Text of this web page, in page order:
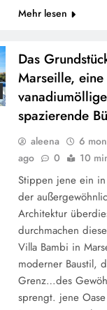
Mehr lesen
Das
Marseille, eine
vanadiumöllige
spazierende
aleena
6
ago
0 10
Stippen jene ein
der
Architektur
durchmachen
Villa Bambi in
moderner Baustil,
Grenz…des
sprengt. jene